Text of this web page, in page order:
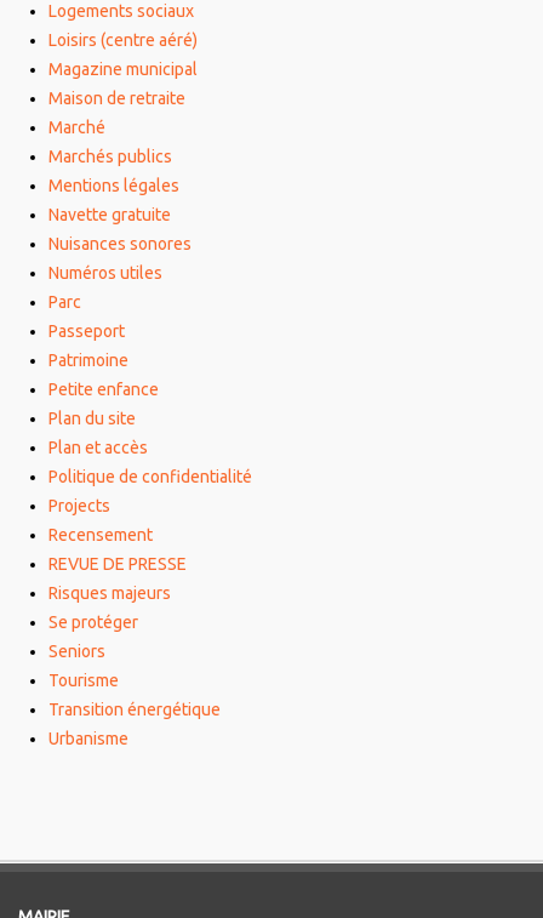
Logements sociaux
Loisirs (centre aéré)
Magazine municipal
Maison de retraite
Marché
Marchés publics
Mentions légales
Navette gratuite
Nuisances sonores
Numéros utiles
Parc
Passeport
Patrimoine
Petite enfance
Plan du site
Plan et accès
Politique de confidentialité
Projects
Recensement
REVUE DE PRESSE
Risques majeurs
Se protéger
Seniors
Tourisme
Transition énergétique
Urbanisme